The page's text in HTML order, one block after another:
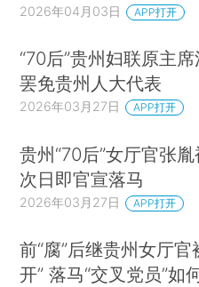
2026年04月03日 APP打开
“70后”贵州妇联原主
罢免贵州人大代表
2026年03月27日 APP打开
贵州“70后”女厅官张
次日即官宣落马
2026年03月27日 APP打开
前“腐”后继贵州女厅官
开” 落马“交叉党员”如